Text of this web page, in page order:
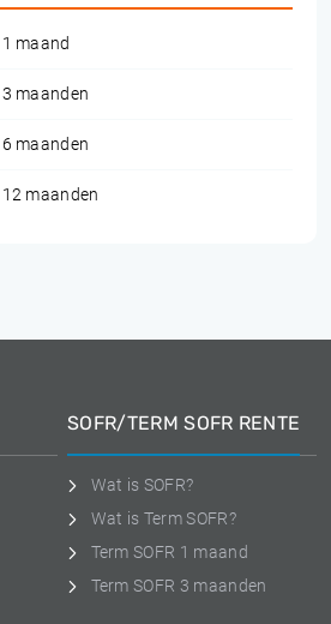
1 maand
3 maanden
6 maanden
12 maanden
SOFR/TERM SOFR RENTE
Wat is SOFR?
Wat is Term SOFR?
Term SOFR 1 maand
Term SOFR 3 maanden